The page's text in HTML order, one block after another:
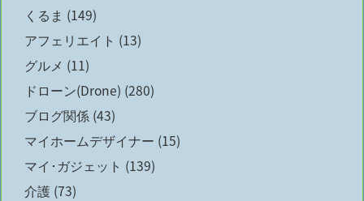
くるま (149)
アフェリエイト (13)
グルメ (11)
ドローン(Drone) (280)
ブログ関係 (43)
マイホームデザイナー (15)
マイ･ガジェット (139)
介護 (73)